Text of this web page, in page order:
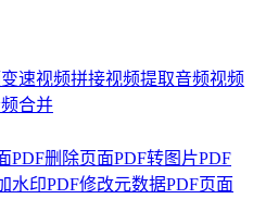
速视频拼接视频提取音频视频
合并
PDF删除页面PDF转图片PDF
水印PDF修改元数据PDF页面